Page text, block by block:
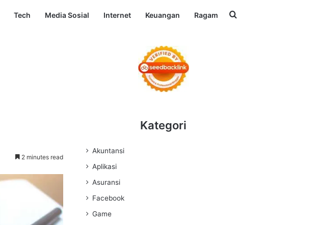
Tech Media Sosial Internet Keuangan Ragam Search for
2 minutes read
Kategori
Akuntansi
Aplikasi
Asuransi
Facebook
Game